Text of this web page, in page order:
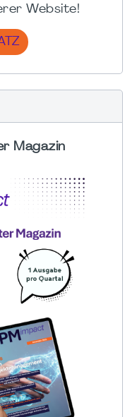
Website!
Magazin